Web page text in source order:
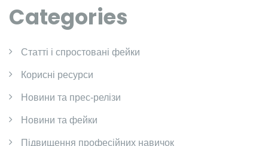
Categories
Cтатті і спростовані фейки
Корисні ресурси
Новини та прес-релізи
Новини та фейки
Підвищення професійних навичок